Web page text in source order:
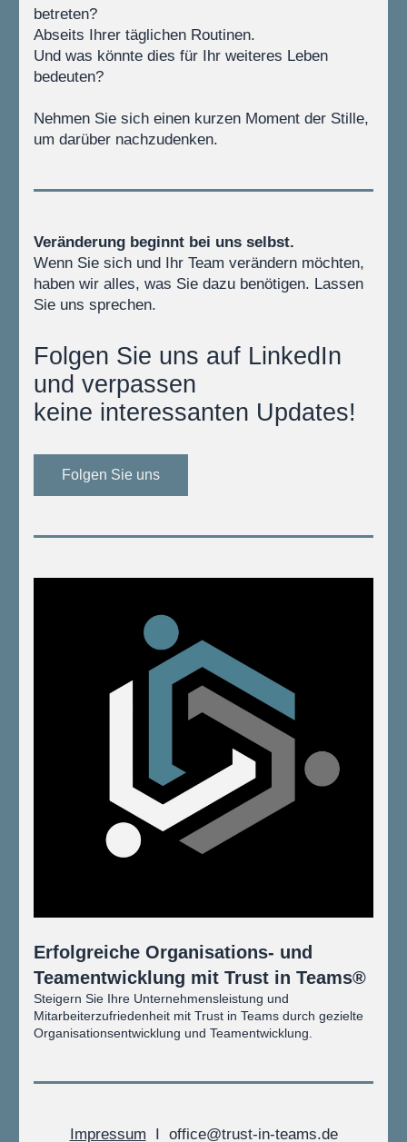
betreten?
Abseits Ihrer täglichen Routinen.
Und was könnte dies für Ihr weiteres Leben
bedeuten?
Nehmen Sie sich einen kurzen Moment der Stille,
um darüber nachzudenken.
Veränderung beginnt bei uns selbst.
Wenn Sie sich und Ihr Team verändern möchten,
haben wir alles, was Sie dazu benötigen. Lassen
Sie uns sprechen.
Folgen Sie uns auf LinkedIn
und verpassen
keine interessanten Updates!
Folgen Sie uns
Erfolgreiche Organisations- und
Teamentwicklung mit Trust in Teams®
Steigern Sie Ihre Unternehmensleistung und
Mitarbeiterzufriedenheit mit Trust in Teams durch gezielte
Organisationsentwicklung und Teamentwicklung.
Impressum
  I
office@trust-in-teams.de